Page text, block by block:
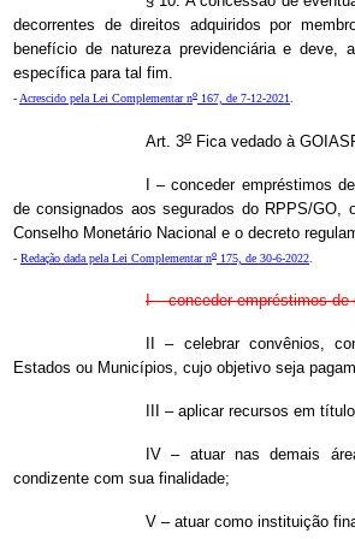
decorrentes de direitos adquiridos por
benefício de natureza previdenciária e deve,
específica para tal fim.
- Acrescido pela Lei Complementar no 167, de 7-12-2021
Art. 3o Fica vedado à
I – conceder empréstimos
de consignados aos segurados do RPPS/GO,
Conselho Monetário Nacional e o decreto
- Redação dada pela Lei Complementar no 175, de 30-6-2022.
I – conceder empréstimos de
II – celebrar convênios,
Estados ou Municípios, cujo objetivo seja
III – aplicar recursos em
IV – atuar nas demais
condizente com sua finalidade;
V – atuar como instituição